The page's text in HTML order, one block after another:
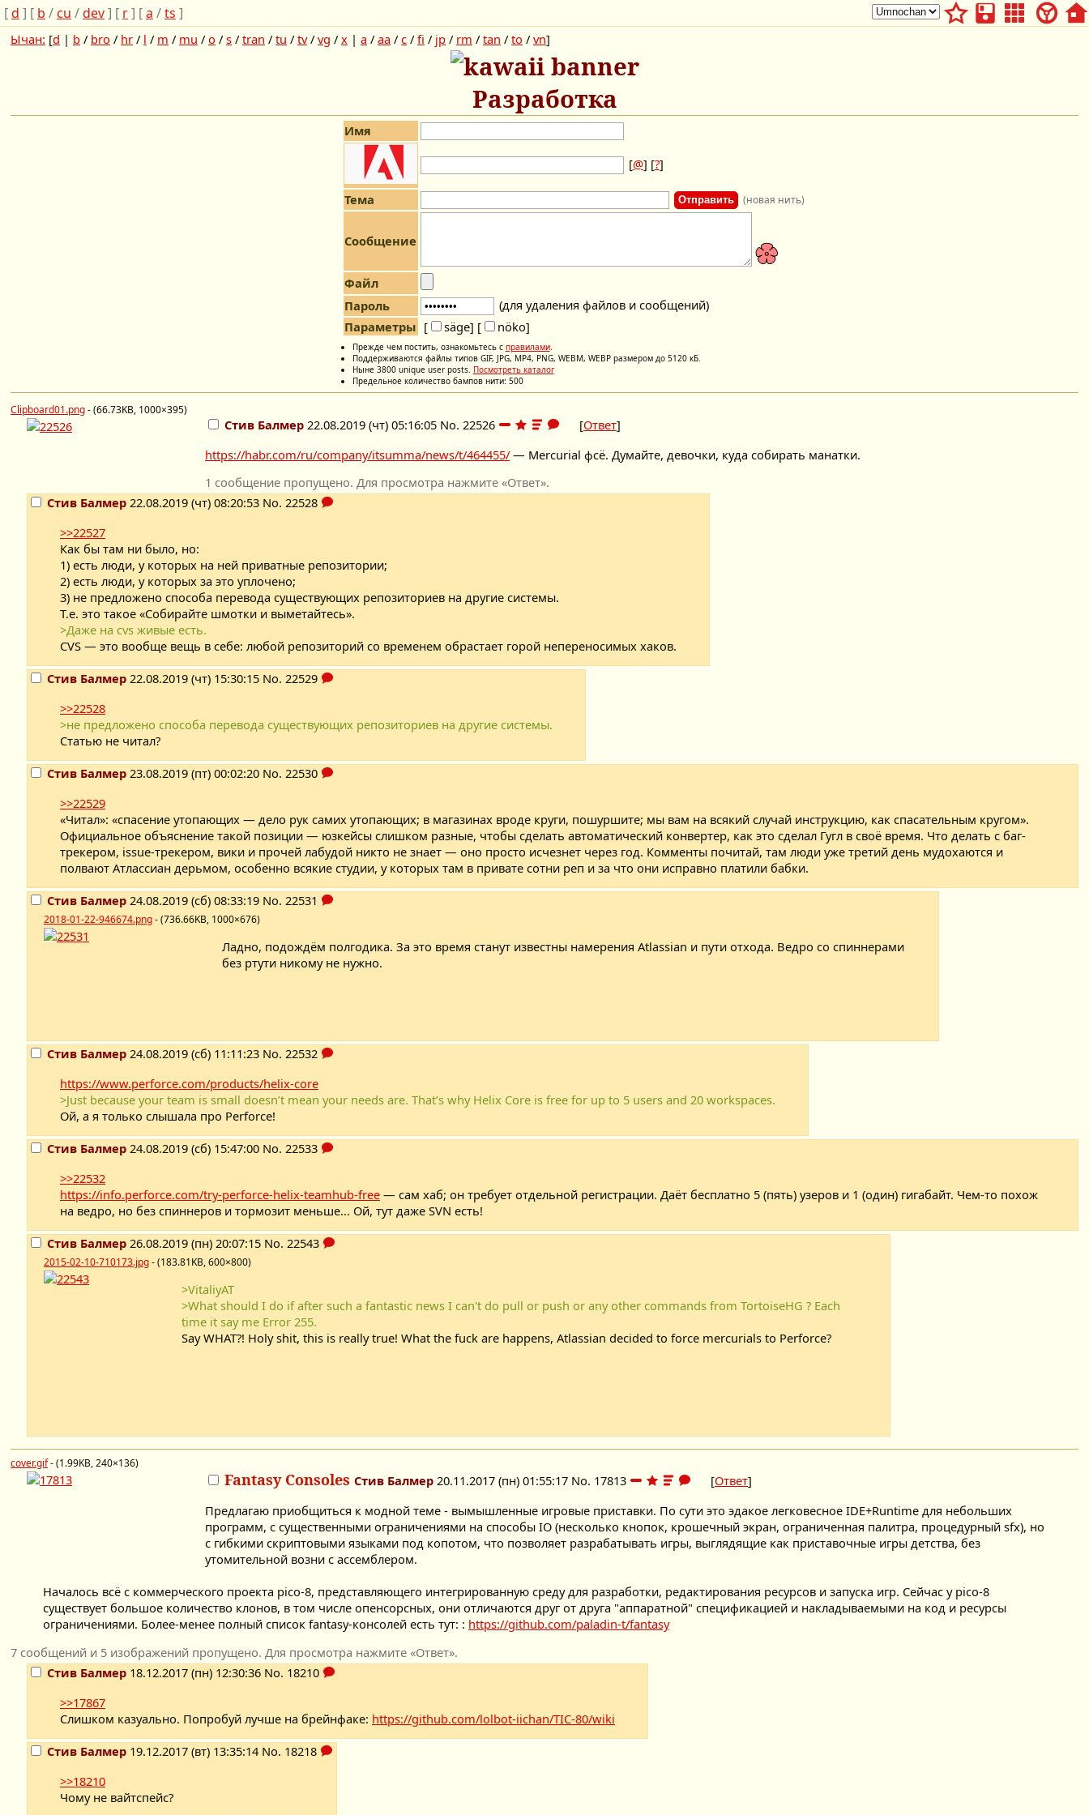
[d ] [ b /cu /dev] [ r] [a /ts ]
Ычан: [d | b / bro / hr / l / m / mu /o /s /tran /tu /tv/vg /x | a /aa /c /fi / jp / rm /tan /to /vn]
Разработка
Имя
[@] [?]
Тема (новая нить)
Сообщение
Файл
Пароль
(для удаления файлов и сообщений)
Параметры [ säge] [ nöko]
Прежде чем постить, ознакомьтесь с правилами.
Поддерживаются файлы типов GIF, JPG, MP4, PNG, WEBM, WEBP размером до 5120 кБ.
Ныне 3800 unique user posts. Посмотреть каталог
Предельное количество бампов нити: 500
Clipboard01.png- (66.73KB, 1000×395)
Стив Балмер 22.08.2019 (чт) 05:16:05 No. 22526 [Ответ]
https://habr.com/ru/company/itsumma/news/t/464455/— Mercurial фсё. Думайте, девочки, куда собирать манатки.
1 cообщение пропущено. Для просмотра нажмите «Ответ».
Стив Балмер 22.08.2019 (чт) 08:20:53 No. 22528
>>22527
Как бы там ни было, но:
1) есть люди, у которых на ней приватные репозитории;
2) есть люди, у которых за это уплочено;
3) не предложено способа перевода существующих репозиториев на другие системы.
Т.е. это такое «Собирайте шмотки и выметайтесь».
>Даже на cvs живые есть.
CVS — это вообще вещь в себе: любой репозиторий со временем обрастает горой непереносимых хаков.
Стив Балмер 22.08.2019 (чт) 15:30:15 No. 22529
>>22528
>не предложено способа перевода существующих репозиториев на другие системы.
Статью не читал?
Стив Балмер 23.08.2019 (пт) 00:02:20 No. 22530
>>22529
«Читал»: «спасение утопающих — дело рук самих утопающих; в магазинах вроде круги, пошуршите; мы вам на всякий случай инструкцию, как спасательным кругом».
Официальное объяснение такой позиции — юзкейсы слишком разные, чтобы сделать автоматический конвертер, как это сделал Гугл в своё время. Что делать с баг-
трекером, issue-трекером, вики и прочей лабудой никто не знает — оно просто исчезнет через год. Комменты почитай, там люди уже третий день мудохаются и
полвают Атлассиан дерьмом, особенно всякие студии, у которых там в привате сотни реп и за что они исправно платили бабки.
Стив Балмер 24.08.2019 (сб) 08:33:19 No. 22531
2018-01-22-946674.png- (736.66KB, 1000×676)
Ладно, подождём полгодика. За это время станут известны намерения Atlassian и пути отхода. Ведро со спиннерами
без ртути никому не нужно.
Стив Балмер 24.08.2019 (сб) 11:11:23 No. 22532
https://www.perforce.com/products/helix-core
>Just because your team is small doesn’t mean your needs are. That’s why Helix Core is free for up to 5 users and 20 workspaces.
Ой, а я только слышала про Perforce!
Стив Балмер 24.08.2019 (сб) 15:47:00 No. 22533
>>22532
https://info.perforce.com/try-perforce-helix-teamhub-free — сам хаб; он требует отдельной регистрации. Даёт бесплатно 5 (пять) узеров и 1 (один) гигабайт. Чем-то похож
на ведро, но без спиннеров и тормозит меньше... Ой, тут даже SVN есть!
Стив Балмер 26.08.2019 (пн) 20:07:15 No. 22543
2015-02-10-710173.jpg- (183.81KB, 600×800)
>VitaliyAT
>What should I do if after such a fantastic news I can't do pull or push or any other commands from TortoiseHG ? Each
time it say me Error 255.
Say WHAT?! Holy shit, this is really true! What the fuck are happens, Atlassian decided to force mercurials to Perforce?
cover.gif- (1.99KB, 240×136)
Fantasy Consoles Стив Балмер 20.11.2017 (пн) 01:55:17 No. 17813 [Ответ]
Предлагаю приобщиться к модной теме - вымышленные игровые приставки. По сути это эдакое легковесное IDE+Runtime для небольших
программ, с существенными ограничениями на способы IO (несколько кнопок, крошечный экран, ограниченная палитра, процедурный sfx), но
с гибкими скриптовыми языками под копотом, что позволяет разрабатывать игры, выглядящие как приставочные игры детства, без
утомительной возни с ассемблером.
Началось всё с коммерческого проекта pico-8, представляющего интегрированную среду для разработки, редактирования ресурсов и запуска игр. Сейчас у pico-8
существует большое количество клонов, в том числе опенсорсных, они отличаются друг от друга "аппаратной" спецификацией и накладываемыми на код и ресурсы
ограничениями. Более-менее полный список fantasy-консолей есть тут: : https://github.com/paladin-t/fantasy
7 сообщений и 5 изображений пропущено. Для просмотра нажмите «Ответ».
Стив Балмер 18.12.2017 (пн) 12:30:36 No. 18210
>>17867
Слишком казуально. Попробуй лучше на брейнфаке: https://github.com/lolbot-iichan/TIC-80/wiki
Стив Балмер 19.12.2017 (вт) 13:35:14 No. 18218
>>18210
Чому не вайтспейс?